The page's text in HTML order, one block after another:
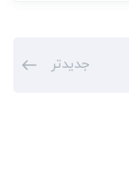
جدیدتر